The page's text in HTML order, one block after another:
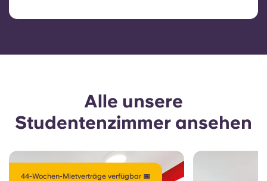
Alle unsere
Studentenzimmer ansehen
44-Wochen-Mietverträge verfügbar 📅